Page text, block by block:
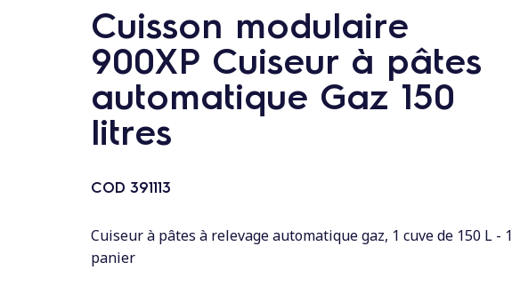
Cuisson modulaire
900XP Cuiseur à pâtes
automatique Gaz 150
litres
COD 391113
Cuiseur à pâtes à relevage automatique gaz, 1 cuve de 150 L - 1
panier